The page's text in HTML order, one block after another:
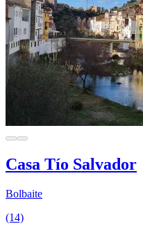
Casa Tío Salvador
Bolbaite
(14)